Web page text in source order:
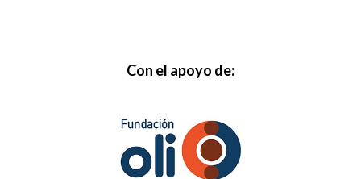
Con el apoyo de: